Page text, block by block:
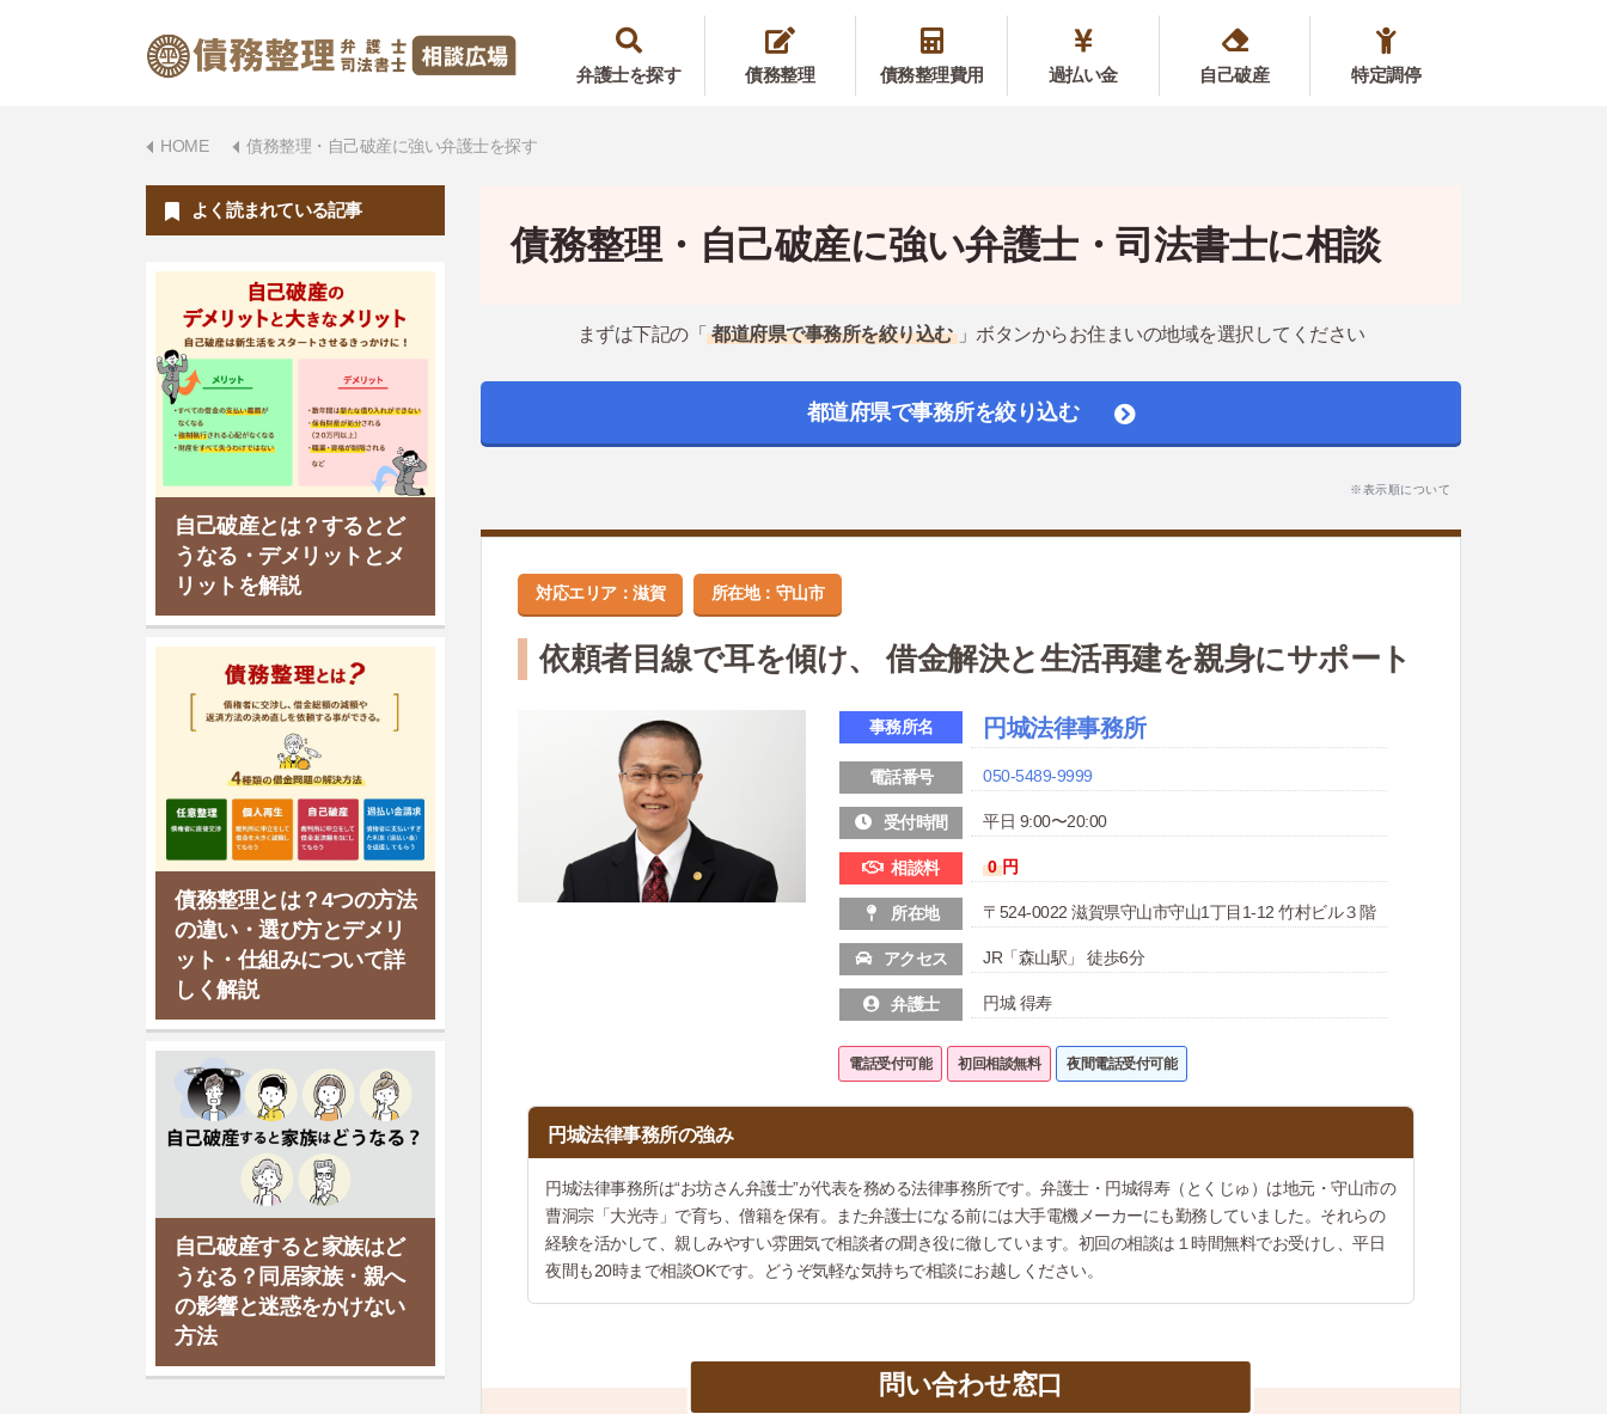
弁護士を探す 債務整理 債務整理費用 過払い金 自己破産 特定調停
HOME 債務整理・自己破産に強い弁護士を探す
債務整理・自己破産に強い弁護士・司法書士に相談
まずは下記の「 都道府県で事務所を絞り込む 」ボタンからお住まいの地域を選択してください
都道府県で事務所を絞り込む
※表示順について
対応エリア：滋賀 所在地：守山市
依頼者目線で耳を傾け、 借金解決と生活再建を親身にサポート
事務所名 円城法律事務所
電話番号 050-5489-9999
受付時間 平日 9:00〜20:00
相談料 0 円
所在地 〒524-0022 滋賀県守山市守山1丁目1-12 竹村ビル３階
アクセス JR「森山駅」 徒歩6分
弁護士 円城 得寿
電話受付可能 初回相談無料 夜間電話受付可能
円城法律事務所の強み
円城法律事務所は“お坊さん弁護士”が代表を務める法律事務所です。弁護士・円城得寿（とくじゅ）は地元・守山市の
曹洞宗「大光寺」で育ち、僧籍を保有。また弁護士になる前には大手電機メーカーにも勤務していました。それらの
経験を活かして、親しみやすい雰囲気で相談者の聞き役に徹しています。初回の相談は１時間無料でお受けし、平日
夜間も20時まで相談OKです。どうぞ気軽な気持ちで相談にお越しください。
問い合わせ窓口
よく読まれている記事
自己破産とは？するとど
うなる・デメリットとメ
リットを解説
債務整理とは？4つの方法
の違い・選び方とデメリ
ット・仕組みについて詳
しく解説
自己破産すると家族はど
うなる？同居家族・親へ
の影響と迷惑をかけない
方法